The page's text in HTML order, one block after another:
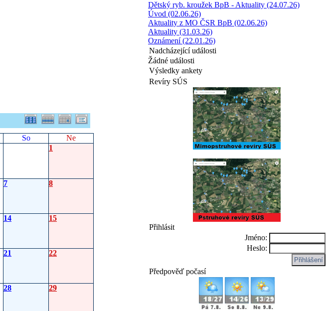
So
Ne
1
7 8
14 15
21 22
28 29
Dětský ryb. kroužek BpB - Aktuality (24.07.26)
Úvod (02.06.26)
Aktuality z MO ČSR BpB (02.06.26)
Aktuality (31.03.26)
Oznámení (22.01.26)
Nadcházející události
Žádné události
Výsledky ankety
Revíry SÚS
Přihlásit
Jméno:
Heslo:
Předpověď počasí